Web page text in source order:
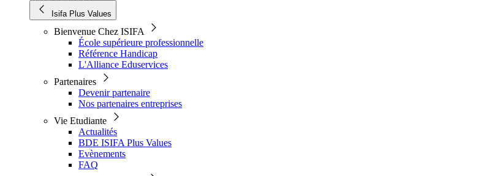
Isifa Plus Values
Bienvenue Chez ISIFA
École supérieure professionnelle
Référence Handicap
L'Alliance Eduservices
Partenaires
Devenir partenaire
Nos partenaires entreprises
Vie Etudiante
Actualités
BDE ISIFA Plus Values
Evènements
FAQ